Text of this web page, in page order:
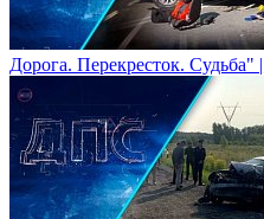
Дорога. Перекресток.